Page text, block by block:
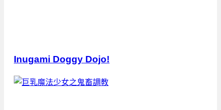
Inugami Doggy Dojo!